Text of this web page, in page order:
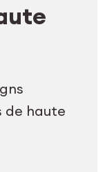
de haute